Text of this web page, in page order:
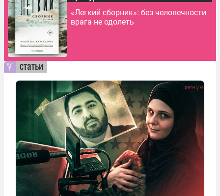
«Легкий сборник»: без человечности
врага не одолеть
статьи